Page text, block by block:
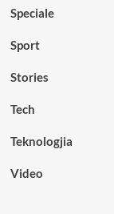
Speciale
Sport
Stories
Tech
Teknologjia
Video